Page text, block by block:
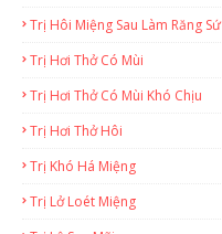
Trị Hôi Miệng Sau Làm Răng Sứ
Trị Hơi Thở Có Mùi
Trị Hơi Thở Có Mùi Khó Chịu
Trị Hơi Thở Hôi
Trị Khó Há Miệng
Trị Lở Loét Miệng